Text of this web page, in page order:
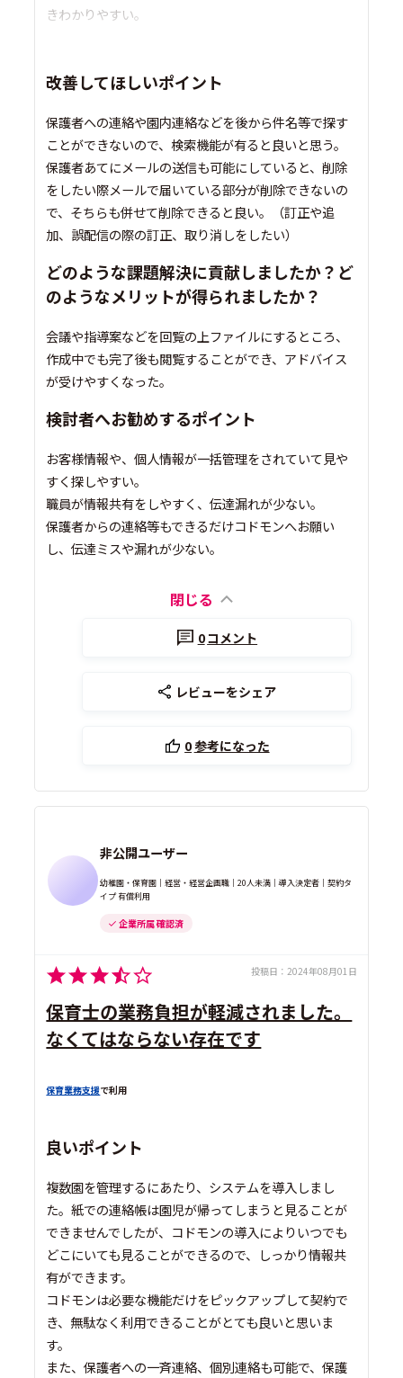
きわかりやすい。
改善してほしいポイント
保護者への連絡や園内連絡などを後から件名等で探す
ことができないので、検索機能が有ると良いと思う。
保護者あてにメールの送信も可能にしていると、削除
をしたい際メールで届いている部分が削除できないの
で、そちらも併せて削除できると良い。（訂正や追
加、誤配信の際の訂正、取り消しをしたい）
どのような課題解決に貢献しましたか？ど
のようなメリットが得られましたか？
会議や指導案などを回覧の上ファイルにするところ、
作成中でも完了後も閲覧することができ、アドバイス
が受けやすくなった。
検討者へお勧めするポイント
お客様情報や、個人情報が一括管理をされていて見や
すく探しやすい。
職員が情報共有をしやすく、伝達漏れが少ない。
保護者からの連絡等もできるだけコドモンへお願い
し、伝達ミスや漏れが少ない。
閉じる
0コメント
レビューをシェア
0参考になった
非公開ユーザー
幼稚園・保育園｜経営・経営企画職｜20人未満｜導入決定者｜契約タ
イプ 有償利用
企業所属 確認済
投稿日： 2024年08月01日
保育士の業務負担が軽減されました。
なくてはならない存在です
保育業務支援で利用
良いポイント
複数園を管理するにあたり、システムを導入しまし
た。紙での連絡帳は園児が帰ってしまうと見ることが
できませんでしたが、コドモンの導入によりいつでも
どこにいても見ることができるので、しっかり情報共
有ができます。
コドモンは必要な機能だけをピックアップして契約で
き、無駄なく利用できることがとても良いと思いま
す。
また、保護者への一斉連絡、個別連絡も可能で、保護